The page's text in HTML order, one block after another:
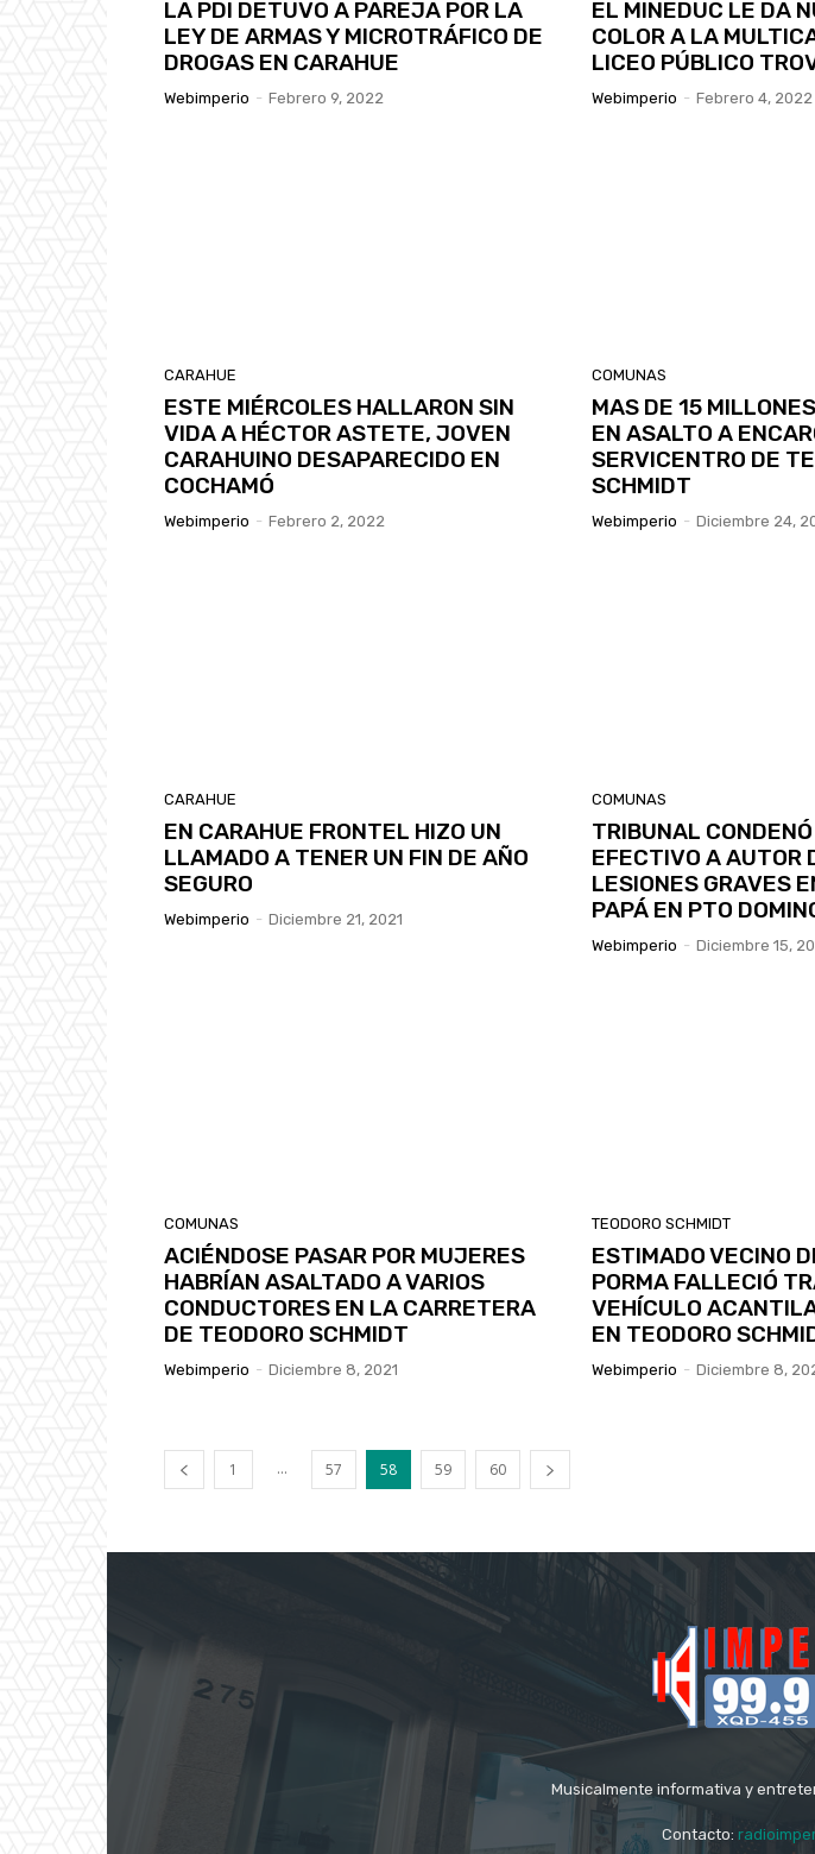
LA PDI DETUVO A PAREJA POR LA
LEY DE ARMAS Y MICROTRÁFICO DE
DROGAS EN CARAHUE
Webimperio - Febrero 9, 2022
EL MINEDUC LE DA
COLOR A LA
LICEO PÚBLICO
Webimperio - Febrero 4, 2022
CARAHUE
ESTE MIÉRCOLES HALLARON SIN
VIDA A HÉCTOR ASTETE, JOVEN
CARAHUINO DESAPARECIDO EN
COCHAMÓ
Webimperio - Febrero 2, 2022
COMUNAS
MAS DE 15
EN ASALTO A
SERVICENTRO DE
SCHMIDT
Webimperio - Diciembre 24,
CARAHUE
EN CARAHUE FRONTEL HIZO UN
LLAMADO A TENER UN FIN DE AÑO
SEGURO
Webimperio - Diciembre 21, 2021
COMUNAS
TRIBUNAL
EFECTIVO A AUTOR
LESIONES GRAVES
PAPÁ EN PTO
Webimperio - Diciembre 15,
COMUNAS
ACIÉNDOSE PASAR POR MUJERES
HABRÍAN ASALTADO A VARIOS
CONDUCTORES EN LA CARRETERA
DE TEODORO SCHMIDT
Webimperio - Diciembre 8, 2021
TEODORO SCHMIDT
ESTIMADO VECINO
PORMA FALLECIÓ
VEHÍCULO
EN TEODORO
Webimperio - Diciembre 8,
1 ... 57 58 59 60
Musicalmente informativa y
Contacto: